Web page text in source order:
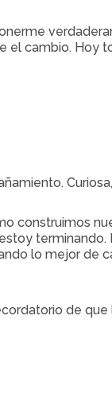
el cambio. Hoy
lo mejor de
de